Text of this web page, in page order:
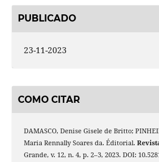
PUBLICADO
23-11-2023
COMO CITAR
DAMASCO, Denise Gisele de Britto;
Maria Rennally Soares da. Éditorial.
Grande, v. 12, n. 4, p. 2–3, 2023. DOI: